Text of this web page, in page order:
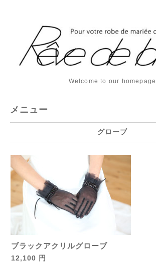
Welcome to our homepage
メニュー
グローブ
ブラックアクリルグローブ
12,100 円